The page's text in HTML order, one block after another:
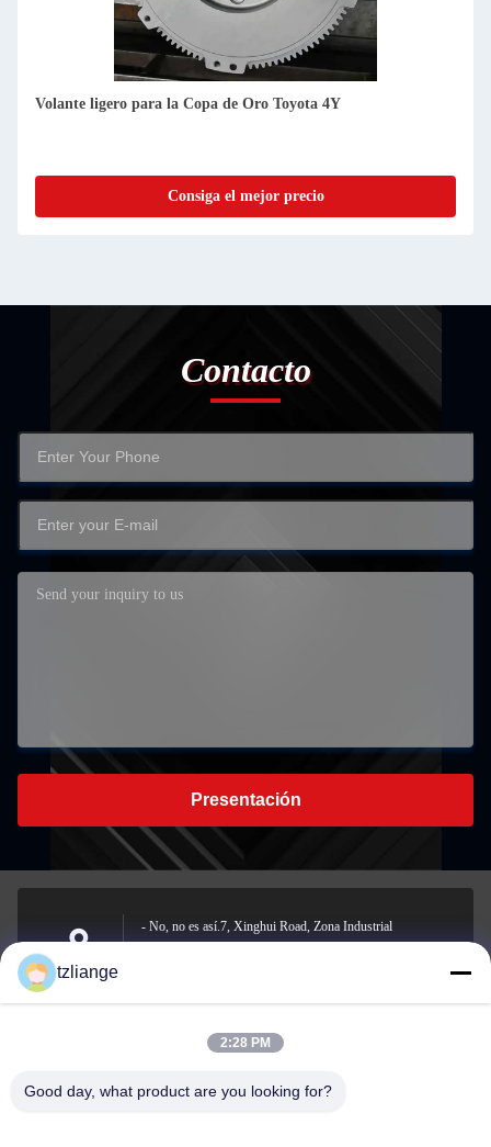
Volante ligero para la Copa de Oro Toyota 4Y
Consiga el mejor precio
Contacto
Presentación
Address
- No, no es así.7, Xinghui Road, Zona Industrial
E-mail
szp.szp@163.com
tzliange
2:28 PM
Good day, what product are you looking for?